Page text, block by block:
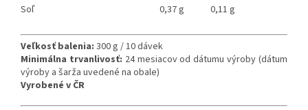
Soľ
0,37 g 0,11 g
Veľkosť balenia: 300 g / 10 dávek
Minimálna trvanlivosť: 24 mesiacov od dátumu výroby (dátum
výroby a šarža uvedené na obale)
Vyrobené v ČR